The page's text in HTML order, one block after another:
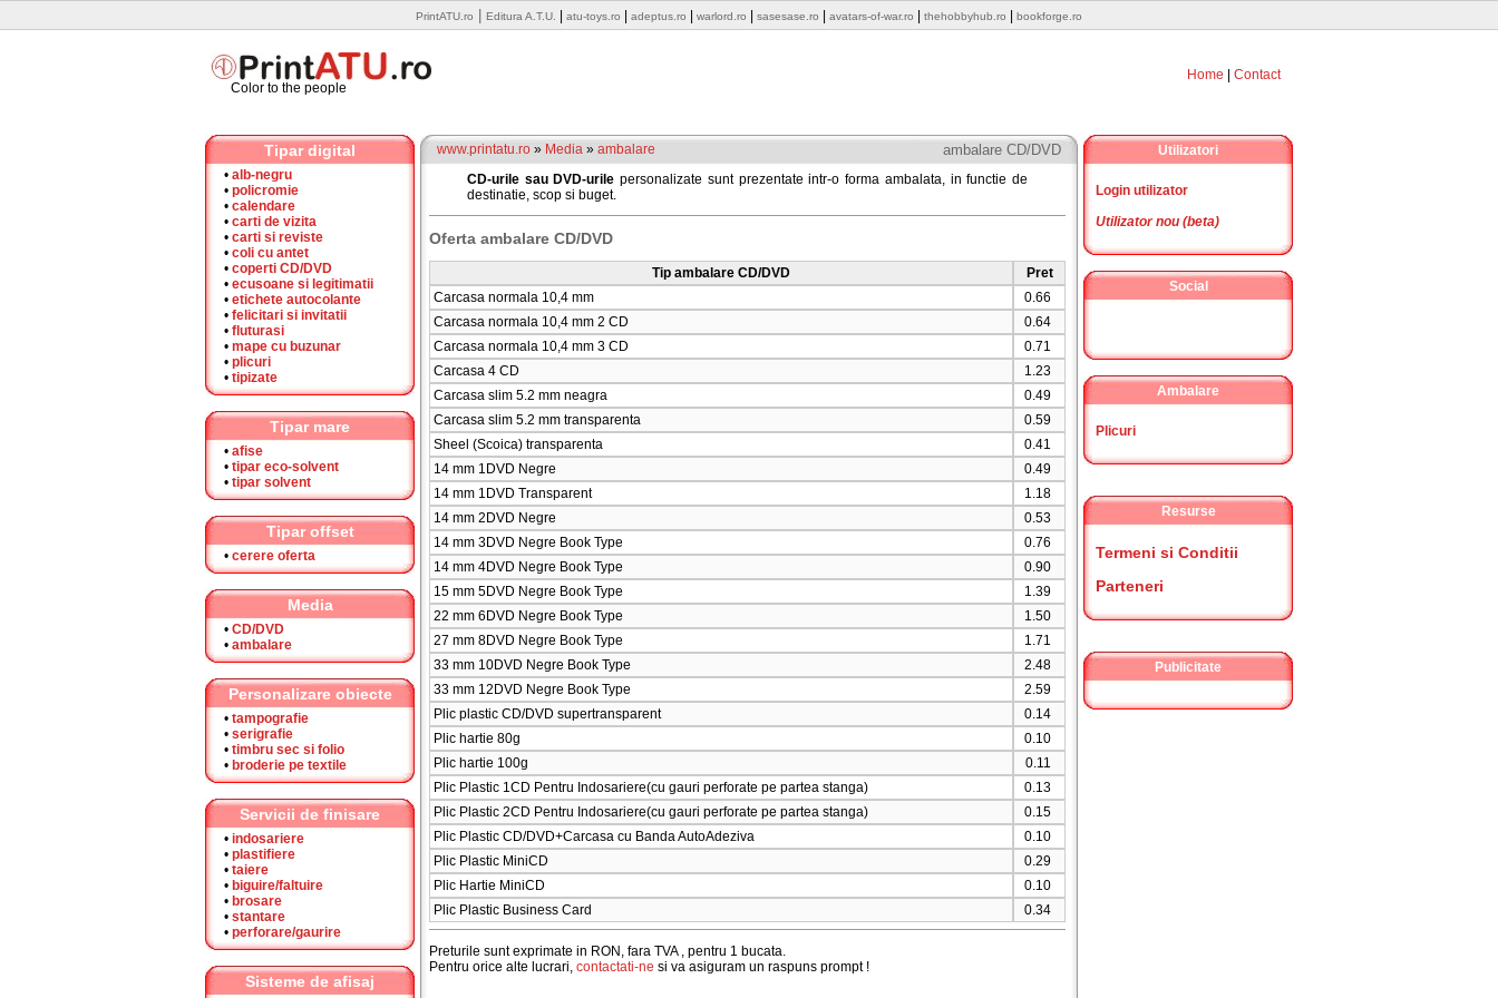
PrintATU.ro Editura A.T.U. atu-toys.ro adeptus.ro warlord.ro sasesase.ro avatars-of-war.ro thehobbyhub.ro bookforge.ro
Color to the people
Home Contact
Tipar digital
• alb-negru
• policromie
• calendare
• carti de vizita
• carti si reviste
• coli cu antet
• coperti CD/DVD
• ecusoane si legitimatii
• etichete autocolante
• felicitari si invitatii
• fluturasi
• mape cu buzunar
• plicuri
• tipizate
Tipar mare
• afise
• tipar eco-solvent
• tipar solvent
Tipar offset
• cerere oferta
Media
• CD/DVD
• ambalare
Personalizare obiecte
• tampografie
• serigrafie
• timbru sec si folio
• broderie pe textile
Servicii de finisare
• indosariere
• plastifiere
• taiere
• biguire/faltuire
• brosare
• stantare
• perforare/gaurire
Sisteme de afisaj
www.printatu.ro » Media » ambalare ambalare CD/DVD
CD-urile sau DVD-urile personalizate sunt prezentate intr-o forma ambalata, in functie de
destinatie, scop si buget.
Oferta ambalare CD/DVD
Tip ambalare CD/DVD
Pret
Carcasa normala 10,4 mm
0.66
Carcasa normala 10,4 mm 2 CD
0.64
Carcasa normala 10,4 mm 3 CD
0.71
Carcasa 4 CD
1.23
Carcasa slim 5.2 mm neagra
0.49
Carcasa slim 5.2 mm transparenta
0.59
Sheel (Scoica) transparenta
0.41
14 mm 1DVD Negre
0.49
14 mm 1DVD Transparent
1.18
14 mm 2DVD Negre
0.53
14 mm 3DVD Negre Book Type
0.76
14 mm 4DVD Negre Book Type
0.90
15 mm 5DVD Negre Book Type
1.39
22 mm 6DVD Negre Book Type
1.50
27 mm 8DVD Negre Book Type
1.71
33 mm 10DVD Negre Book Type
2.48
33 mm 12DVD Negre Book Type
2.59
Plic plastic CD/DVD supertransparent
0.14
Plic hartie 80g
0.10
Plic hartie 100g
0.11
Plic Plastic 1CD Pentru Indosariere(cu gauri perforate pe partea stanga)
0.13
Plic Plastic 2CD Pentru Indosariere(cu gauri perforate pe partea stanga)
0.15
Plic Plastic CD/DVD+Carcasa cu Banda AutoAdeziva
0.10
Plic Plastic MiniCD
0.29
Plic Hartie MiniCD
0.10
Plic Plastic Business Card
0.34
Preturile sunt exprimate in RON, fara TVA , pentru 1 bucata.
Pentru orice alte lucrari, contactati-ne si va asiguram un raspuns prompt !
Utilizatori
Login utilizator
Utilizator nou (beta)
Social
Ambalare
Plicuri
Resurse
Termeni si Conditii
Parteneri
Publicitate